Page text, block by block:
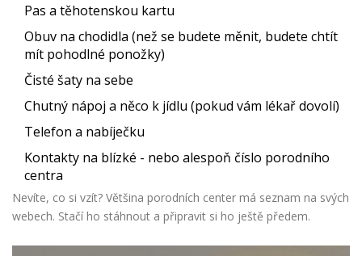
Pas a těhotenskou kartu
Obuv na chodidla (než se budete měnit, budete chtít
mít pohodlné ponožky)
Čisté šaty na sebe
Chutný nápoj a něco k jídlu (pokud vám lékař dovolí)
Telefon a nabíječku
Kontakty na blízké - nebo alespoň číslo porodního
centra
Nevíte, co si vzít? Většina porodních center má seznam na svých
webech. Stačí ho stáhnout a připravit si ho ještě předem.